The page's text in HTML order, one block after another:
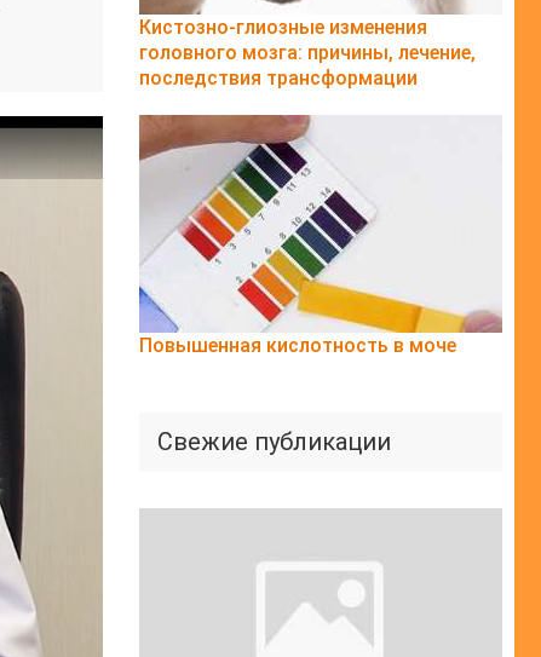
Кистозно-глиозные изменения
головного мозга: причины, лечение,
последствия трансформации
Повышенная кислотность в моче
Свежие публикации